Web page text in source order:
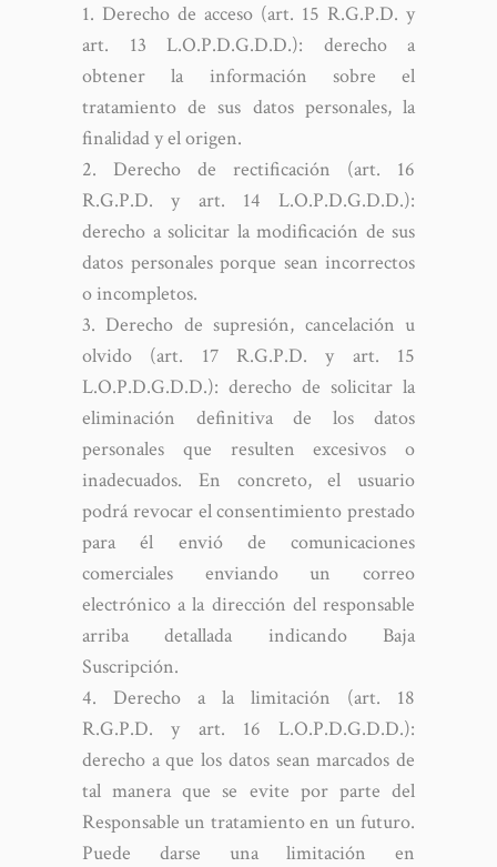
Derecho de acceso (art. 15 R.G.P.D. y
art. 13 L.O.P.D.G.D.D.): derecho a
obtener la información sobre el
tratamiento de sus datos personales, la
finalidad y el origen.
Derecho de rectificación (art. 16
R.G.P.D. y art. 14 L.O.P.D.G.D.D.):
derecho a solicitar la modificación de sus
datos personales porque sean incorrectos
o incompletos.
Derecho de supresión, cancelación u
olvido (art. 17 R.G.P.D. y art. 15
L.O.P.D.G.D.D.): derecho de solicitar la
eliminación definitiva de los datos
personales que resulten excesivos o
inadecuados. En concreto, el usuario
podrá revocar el consentimiento prestado
para él envió de comunicaciones
comerciales enviando un correo
electrónico a la dirección del responsable
arriba detallada indicando Baja
Suscripción.
Derecho a la limitación (art. 18
R.G.P.D. y art. 16 L.O.P.D.G.D.D.):
derecho a que los datos sean marcados de
tal manera que se evite por parte del
Responsable un tratamiento en un futuro.
Puede darse una limitación en